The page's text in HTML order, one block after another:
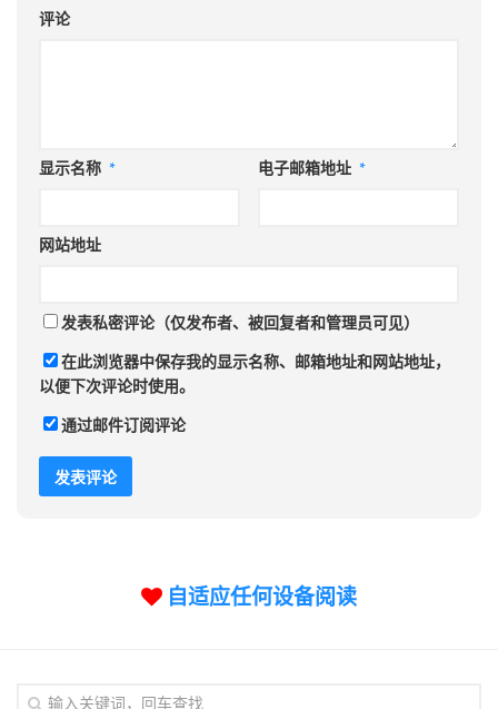
评论
显示名称 * 电子邮箱地址 *
网站地址
发表私密评论（仅发布者、被回复者和管理员可见）
在此浏览器中保存我的显示名称、邮箱地址和网站地址，
以便下次评论时使用。
通过邮件订阅评论
自适应任何设备阅读